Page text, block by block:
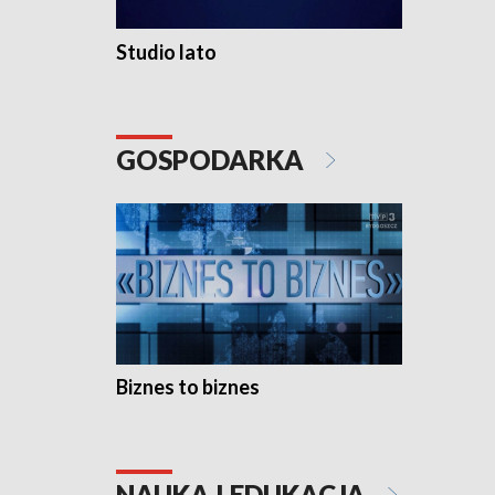
Studio lato
GOSPODARKA
Biznes to biznes